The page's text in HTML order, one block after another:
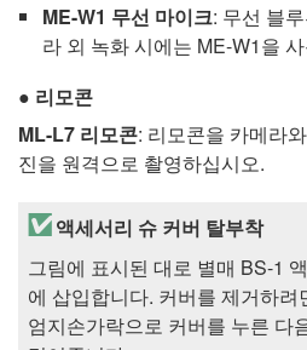
ME-W1 무선 마이크: 무선 블
라 외 녹화 시에는 ME-W1을
리모콘
ML-L7 리모콘: 리모콘을 카메라
진을 원격으로 촬영하십시오.
액세서리 슈 커버 탈부착
그림에 표시된 대로 별매 BS-1
에 삽입합니다. 커버를 제거하
엄지손가락으로 커버를 누른 다